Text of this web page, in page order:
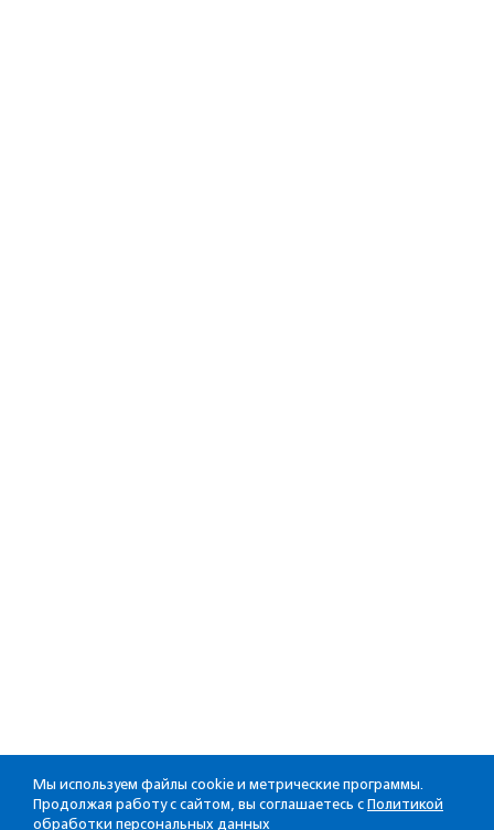
Мы используем файлы cookie и метрические программы.
Продолжая работу с сайтом, вы соглашаетесь с Политикой
обработки персональных данных